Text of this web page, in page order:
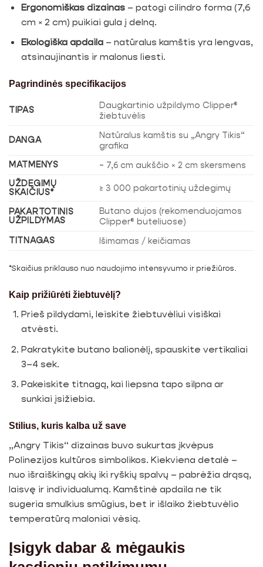
Ergonomiškas dizainas– patogi cilindro forma (7,6
cm × 2 cm) puikiai gula į delną.
Ekologiška apdaila– natūralus kamštis yra lengvas,
atsinaujinantis ir malonus liesti.
Pagrindinės specifikacijos
TIPAS
Daugkartinio užpildymo Clipper®
žiebtuvėlis
DANGA
Natūralus kamštis su „Angry Tikis“
grafika
MATMENYS
~ 7,6 cm aukščio × 2 cm skersmens
UŽDEGIMŲ
SKAIČIUS*
≥ 3 000 pakartotinių uždegimų
PAKARTOTINIS
UŽPILDYMAS
Butano dujos (rekomenduojamos
Clipper® buteliuose)
TITNAGAS
Išimamas / keičiamas
*Skaičius priklauso nuo naudojimo intensyvumo ir priežiūros.
Kaip prižiūrėti žiebtuvėlį?
Prieš pildydami, leiskite žiebtuvėliui visiškai
atvėsti.
Pakratykite butano balionėlį, spauskite vertikaliai
3–4 sek.
Pakeiskite titnagą, kai liepsna tapo silpna ar
sunkiai įsižiebia.
Stilius, kuris kalba už save
„Angry Tikis“ dizainas buvo sukurtas įkvėpus
Polinezijos kultūros simbolikos. Kiekviena detalė –
nuo išraiškingų akių iki ryškių spalvų – pabrėžia drąsą,
laisvę ir individualumą. Kamštinė apdaila ne tik
sugeria smulkius smūgius, bet ir išlaiko žiebtuvėlio
temperatūrą maloniai vėsią.
Įsigyk dabar & mėgaukis